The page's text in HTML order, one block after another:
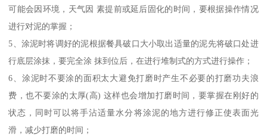
可能会因环境，天气因 素提前或延后固化的时间，要根据操作情况
进行对泥的掌握；
5、涂泥时将调好的泥根据餐具破口大小取出适量的泥先将破口处进
行底层涂抹，要完全涂 抹到位后，在进行堆制式的方式进行操作；
6、涂泥时不要涂的面积太大避免打磨时产生不必要的打磨功夫浪
费，也不要涂的太厚(高) 这样也会增加打磨时间，要掌握在刚好的
状态，同时可以将手沾适量水分将涂泥的地方进行修正使表面光
滑，减少打磨的时间；